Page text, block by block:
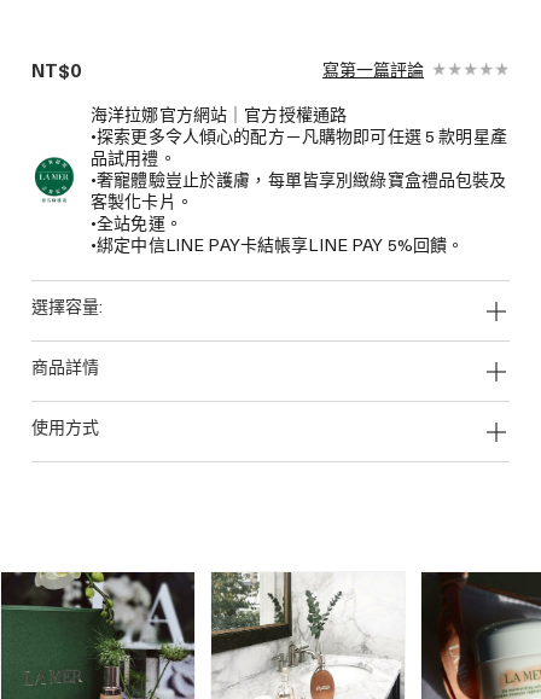
NT$0
寫第一篇評論
海洋拉娜官方網站｜官方授權通路
•探索更多令人傾心的配方－凡購物即可任選 5 款明星產
品試用禮。
•奢寵體驗豈止於護膚，每單皆享別緻綠寶盒禮品包裝及
客製化卡片。
•全站免運。
•綁定中信LINE PAY卡結帳享LINE PAY 5%回饋。
選擇容量:
商品詳情
使用方式